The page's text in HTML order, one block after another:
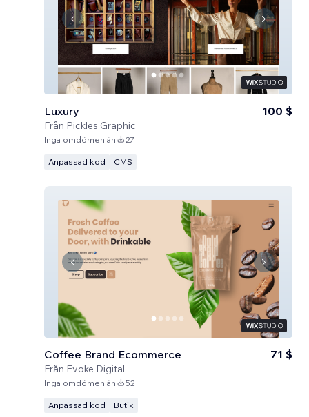
Luxury
Från Pickles Graphic
100 $
Inga omdömen än 27
Anpassad kod CMS
Coffee Brand Ecommerce
Från Evoke Digital
71 $
Inga omdömen än 52
Anpassad kod Butik